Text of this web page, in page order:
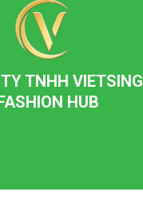
TNHH VIETSING
HUB